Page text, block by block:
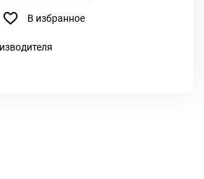
В избранное